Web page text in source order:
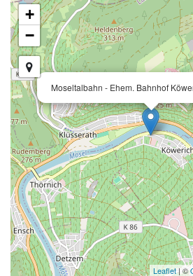
Moseltalbahn - Ehem. Bahnhof
+
−
Leaflet| ©